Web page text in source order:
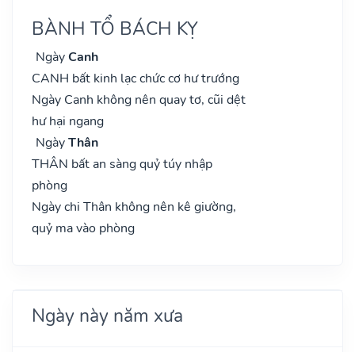
BÀNH TỔ BÁCH KỴ
NgàyCanh
CANH bất kinh lạc chức cơ hư trướng
Ngày Canh không nên quay tơ, cũi dệt
hư hại ngang
NgàyThân
THÂN bất an sàng quỷ túy nhập
phòng
Ngày chi Thân không nên kê giường,
quỷ ma vào phòng
Ngày này năm xưa